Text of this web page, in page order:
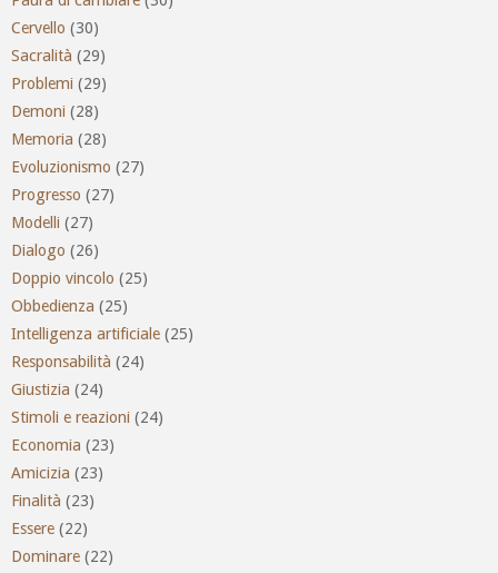
Cervello (30)
Sacralità (29)
Problemi (29)
Demoni (28)
Memoria (28)
Evoluzionismo (27)
Progresso (27)
Modelli (27)
Dialogo (26)
Doppio vincolo (25)
Obbedienza (25)
Intelligenza artificiale (25)
Responsabilità (24)
Giustizia (24)
Stimoli e reazioni (24)
Economia (23)
Amicizia (23)
Finalità (23)
Essere (22)
Dominare (22)